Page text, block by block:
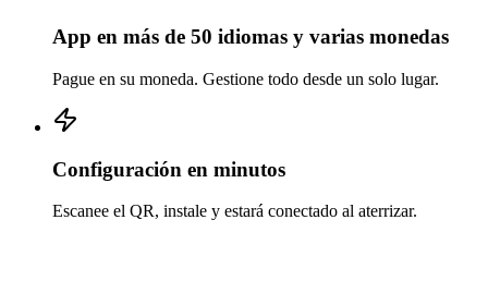
App en más de 50 idiomas y varias monedas
Pague en su moneda. Gestione todo desde un solo lugar.
Configuración en minutos
Escanee el QR, instale y estará conectado al aterrizar.